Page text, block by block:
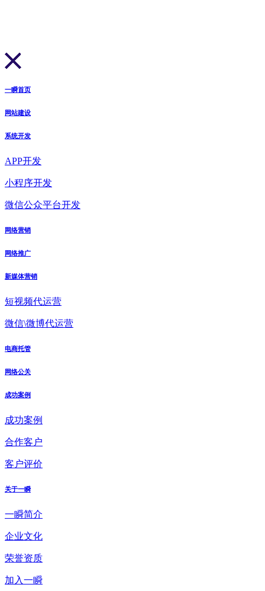
一瞬首页
网站建设
系统开发
APP开发
小程序开发
微信公众平台开发
网络营销
网络推广
新媒体营销
短视频代运营
微信\微博代运营
电商托管
网络公关
成功案例
成功案例
合作客户
客户评价
关于一瞬
一瞬简介
企业文化
荣誉资质
加入一瞬